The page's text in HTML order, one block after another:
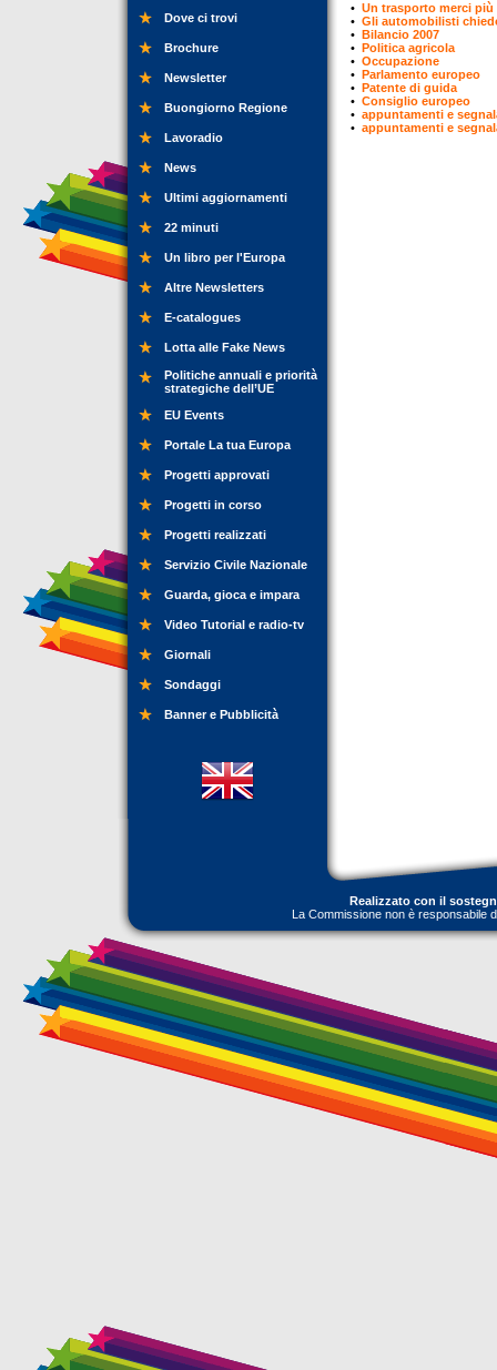
Dove ci trovi
Brochure
Newsletter
Buongiorno Regione
Lavoradio
News
Ultimi aggiornamenti
22 minuti
Un libro per l'Europa
Altre Newsletters
E-catalogues
Lotta alle Fake News
Politiche annuali e priorità
strategiche dell’UE
EU Events
Portale La tua Europa
Progetti approvati
Progetti in corso
Progetti realizzati
Servizio Civile Nazionale
Guarda, gioca e impara
Video Tutorial e radio-tv
Giornali
Sondaggi
Banner e Pubblicità
• Un trasporto merci più
• Gli automobilisti
• Bilancio 2007
• Politica agricola
• Occupazione
• Parlamento europeo
• Patente di guida
• Consiglio europeo
• appuntamenti e
• appuntamenti e
Realizzato con il
La Commissione non è responsabile